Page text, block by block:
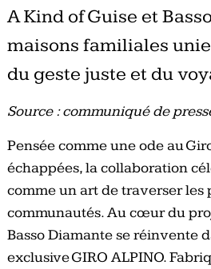
A Kind of Guise et
maisons familiales
du geste juste et du
Source : communiqué de
Pensée comme une ode au
échappées, la collaboration
comme un art de traverser les
communautés. Au cœur du
Basso Diamante se réinvente
exclusive GIRO ALPINO.